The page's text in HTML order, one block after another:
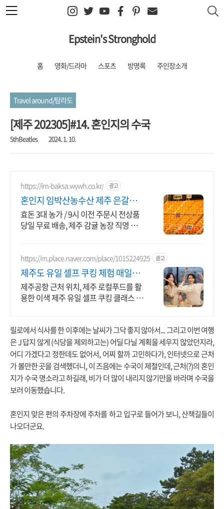
본문 바로가기
Epstein's Stronghold
홈 영화/드라마 스포츠 방명록 주인장소개
Travel around/탐라도
[제주 202305]#14. 혼인지의 수국
5thBeatles 2024. 1. 10.
https://im-baksa.wywh.co.kr/ 광고
혼인지 임박산농수산 제주 은갈지,
옥돔 판매
효돈 3대 농가 / 9시 이전 주문시 전상품
당일 무료 배송, 제주 감귤 농장 직영 운
https://m.place.naver.com/place/1015224925 광고
제주도 유일 셀프 쿠킹 체험 매일반
복되는 일상속추억만들기
제주공항 근처 위치, 제주 로컬푸드를 활
용한 이색 제주 유일 셀프 쿠킹 클래스 제
릴로에서 식사를 한 이후에는 날씨가 그닥 좋지 않아서... 그리고 이번 여행
은 J 답지 않게 (식당을 제외하고는) 어딜 다닐 계획을 세우지 않았던지라,
어디 가겠다고 정한데도 없어서, 어찌 할까 고민하다가, 인터넷으로 근처
가 볼만한 곳을 검색했더니, 이 즈음에는 수국이 제철인데, 근처(?)의 혼인
지가 수국 명소라고 하길래, 비가 더 많이 내리지 않기만을 바라며 수국을
보러 이동했습니다.
혼인지 맞은 편의 주차장에 주차를 하고 입구로 들어가 보니, 산책길들이
나오더군요.